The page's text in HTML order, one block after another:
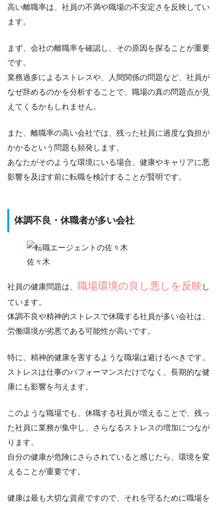
高い離職率は、 社員の不満や職場の不安定さを反映してい
ます。
まず、会社の離職率を確認し、その原因を探ることが重要
です。
業務過多によるストレスや、人間関係の問題など、 社員が
なぜ辞めるのかを分析する ことで、職場の真の問題点が見
えてくるかもしれません。
また、離職率の高い会社では、 残った社員に過度な負担が
かかるという問題 も頻発します。
あなたがそのような環境にいる場合、健康やキャリアに悪
影響を及ぼす前に転職を検討することが賢明です。
体調不良・休職者が多い会社
佐々木
社員の健康問題は、 職場環境の良し悪しを反映 し
ています。
体調不良や精神的ストレスで休職する社員が多い会社は、
労働環境が劣悪である可能性が高いです。
特に、 精神的健康を害するような職場は避けるべき です。
ストレスは仕事のパフォーマンスだけでなく、長期的な健
康にも影響を与えます。
このような職場でも、休職する社員が増えることで、 残っ
た社員に業務が集中 し、さらなるストレスの増加につなが
ります。
自分の健康が危険にさらされていると感じたら、環境を変
えることが重要です。
健康は最も大切な資産ですので、それを守るために職場を